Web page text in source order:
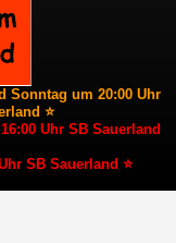
Sonntag um 20:00 Uhr
⭐
Uhr SB Sauerland
SB Sauerland ⭐